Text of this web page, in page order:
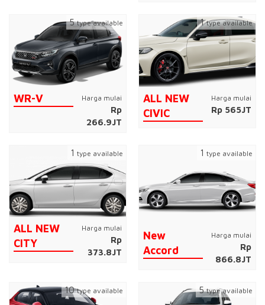
WR-V Harga mulai
Rp
266.9JT
5type available
ALL NEW
CIVIC
Harga mulai
Rp 565JT
1type available
ALL NEW
CITY
Harga mulai
Rp
373.8JT
1 type available
New
Accord
Harga mulai
Rp
866.8JT
1 type available
10type available 5type available